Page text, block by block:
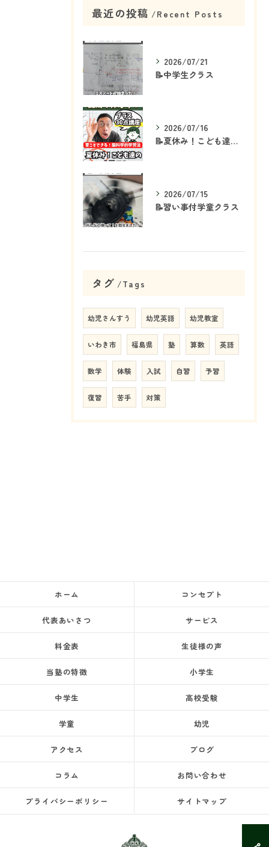
最近の投稿 Recent Posts
2026/07/21
📝中学生クラス
2026/07/16
📝夏休み！こども達の「ココ」を見て！👀
2026/07/15
📝習い事付学童クラス
タグ Tags
幼児さんすう 幼児英語 幼児教室
いわき市 福島県 塾 算数 英語
数学 体験 入試 自習 予習
復習 苦手 対策
ホーム コンセプト
代表あいさつ サービス
料金表 生徒様の声
当塾の特徴 小学生
中学生 高校受験
学童 幼児
アクセス ブログ
コラム お問い合わせ
プライバシーポリシー サイトマップ